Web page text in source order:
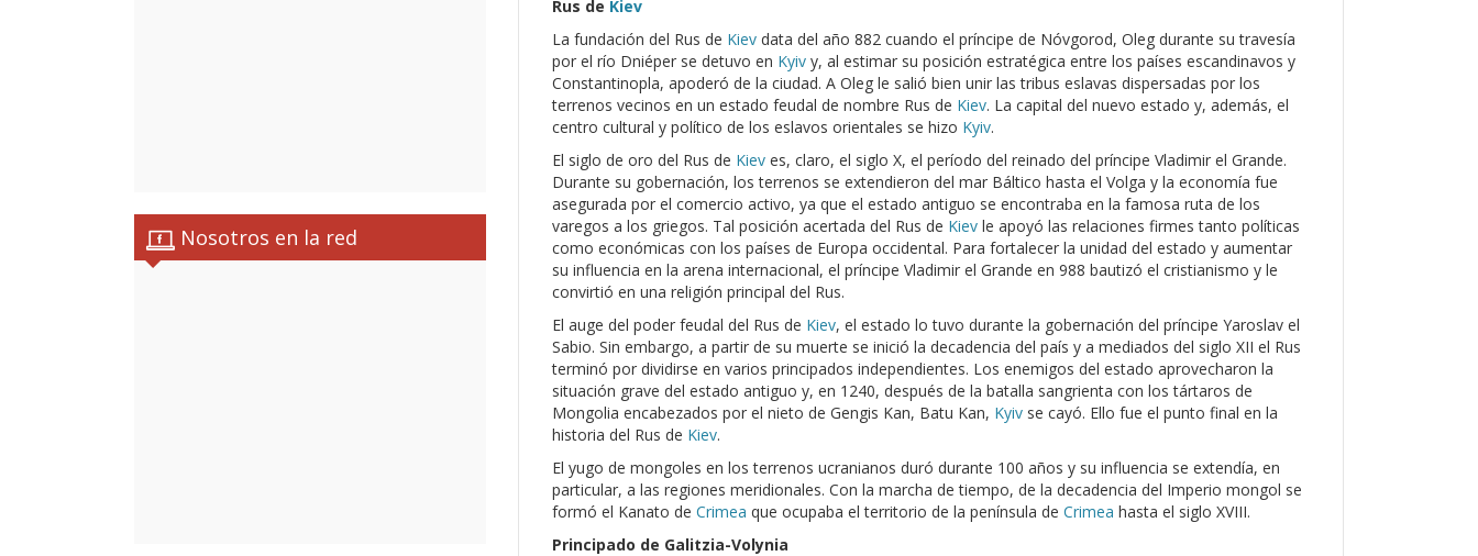
Nosotros en la red
Rus de Kiev
La fundación del Rus de Kiev data del año 882 cuando el príncipe de Nóvgorod, Oleg durante su travesía
por el río Dniéper se detuvo en Kyiv y, al estimar su posición estratégica entre los países escandinavos y
Constantinopla, apoderó de la ciudad. A Oleg le salió bien unir las tribus eslavas dispersadas por los
terrenos vecinos en un estado feudal de nombre Rus de Kiev. La capital del nuevo estado y, además, el
centro cultural y político de los eslavos orientales se hizo Kyiv.
El siglo de oro del Rus de Kiev es, claro, el siglo X, el período del reinado del príncipe Vladimir el Grande.
Durante su gobernación, los terrenos se extendieron del mar Báltico hasta el Volga y la economía fue
asegurada por el comercio activo, ya que el estado antiguo se encontraba en la famosa ruta de los
varegos a los griegos. Tal posición acertada del Rus de Kiev le apoyó las relaciones firmes tanto políticas
como económicas con los países de Europa occidental. Para fortalecer la unidad del estado y aumentar
su influencia en la arena internacional, el príncipe Vladimir el Grande en 988 bautizó el cristianismo y le
convirtió en una religión principal del Rus.
El auge del poder feudal del Rus de Kiev, el estado lo tuvo durante la gobernación del príncipe Yaroslav el
Sabio. Sin embargo, a partir de su muerte se inició la decadencia del país y a mediados del siglo XII el Rus
terminó por dividirse en varios principados independientes. Los enemigos del estado aprovecharon la
situación grave del estado antiguo y, en 1240, después de la batalla sangrienta con los tártaros de
Mongolia encabezados por el nieto de Gengis Kan, Batu Kan, Kyiv se cayó. Ello fue el punto final en la
historia del Rus de Kiev.
El yugo de mongoles en los terrenos ucranianos duró durante 100 años y su influencia se extendía, en
particular, a las regiones meridionales. Con la marcha de tiempo, de la decadencia del Imperio mongol se
formó el Kanato de Crimea que ocupaba el territorio de la península de Crimea hasta el siglo XVIII.
Principado de Galitzia-Volynia